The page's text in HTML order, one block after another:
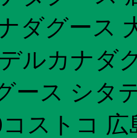
ダグース
ルカナダ
ース シタ
コストコ